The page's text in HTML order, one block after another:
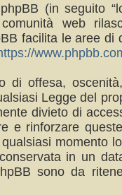
(in seguito
web
facilita le aree di
di offesa,
Legge del
divieto di
e rinforzare
momento
in un
sono da